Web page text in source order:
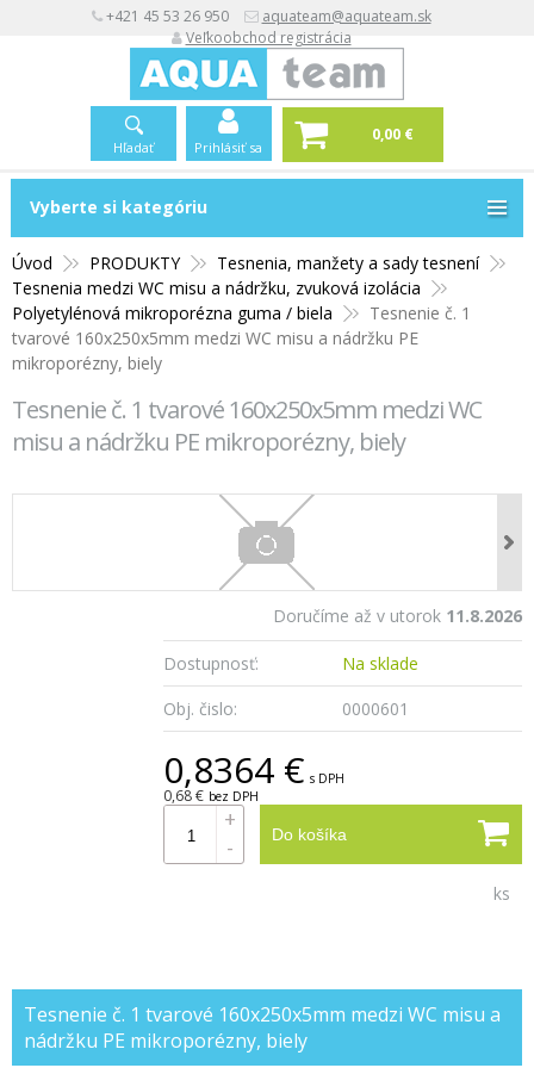
+421 45 53 26 950
aquateam@aquateam.sk
Veľkoobchod registrácia
Hľadať Prihlásiť sa
0,00 €
Vyberte si kategóriu
Úvod PRODUKTY
Tesnenia, manžety a sady tesnení
Tesnenia medzi WC misu a nádržku, zvuková izolácia
Polyetylénová mikroporézna guma / biela
Tesnenie č. 1
tvarové 160x250x5mm medzi WC misu a nádržku PE
mikroporézny, biely
Tesnenie č. 1 tvarové 160x250x5mm medzi WC
misu a nádržku PE mikroporézny, biely
Doručíme až v utorok 11.8.2026
Dostupnosť:
Na sklade
Obj. čislo:
0000601
0,8364 € s DPH
0,68 € bez DPH
Do košíka
+
-
ks
Tesnenie č. 1 tvarové 160x250x5mm medzi WC misu a
nádržku PE mikroporézny, biely
Vyberte si kategóriu